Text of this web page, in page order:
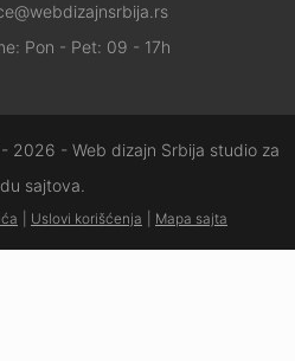
Pon - Pet: 09 - 17h
2026 - Web dizajn Srbija studio za
sajtova.
Uslovi korišćenja Mapa sajta